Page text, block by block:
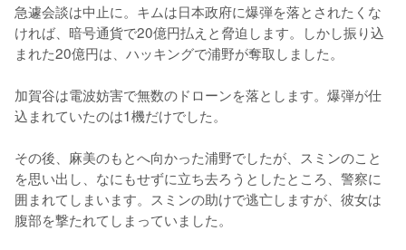
急遽会談は中止に。キムは日本政府に爆弾を落とされたくな
ければ、暗号通貨で20億円払えと脅迫します。しかし振り込
まれた20億円は、ハッキングで浦野が奪取しました。
加賀谷は電波妨害で無数のドローンを落とします。爆弾が仕
込まれていたのは1機だけでした。
その後、麻美のもとへ向かった浦野でしたが、スミンのこと
を思い出し、なにもせずに立ち去ろうとしたところ、警察に
囲まれてしまいます。スミンの助けで逃亡しますが、彼女は
腹部を撃たれてしまっていました。